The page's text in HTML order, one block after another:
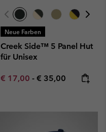
Neue Farben
Creek Side™ 5 Panel Hut
für Unisex
Minimum sale price:
€ 17,00 - Maximum price:
€ 35,00